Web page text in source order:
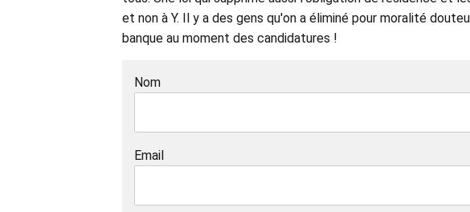
et non à Y. Il y a des gens qu'on a éliminé pour moralité
banque au moment des candidatures !
Nom
Email